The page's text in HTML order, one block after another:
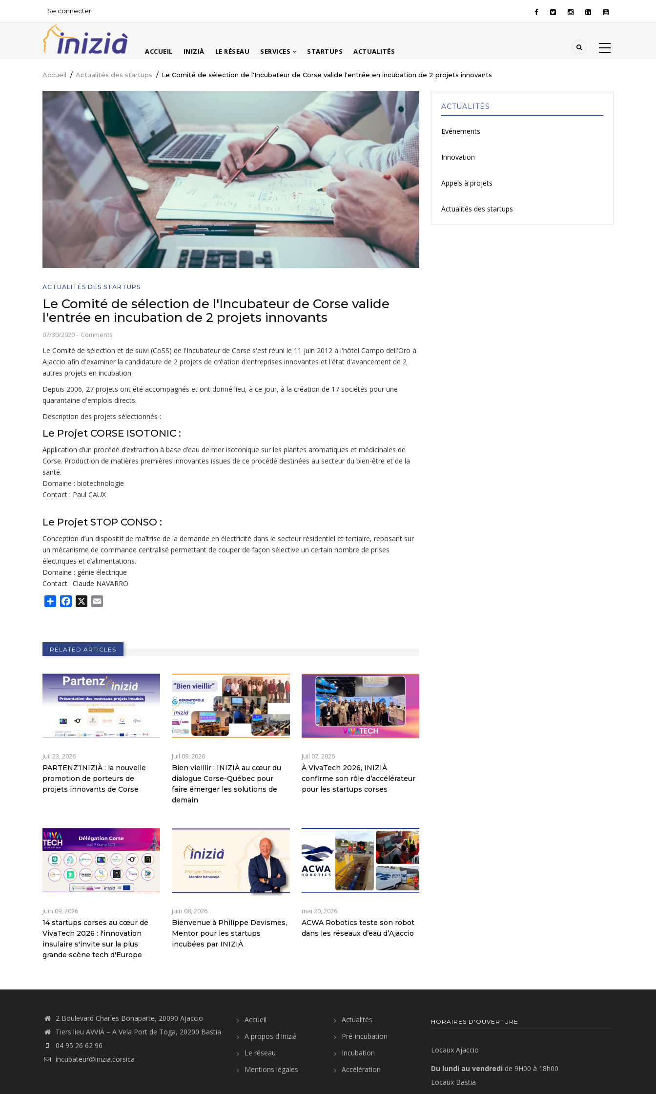
USER
ACCOUNT
MENU
Se connecter
NAVIGATION
ACCUEIL INIZIÀ LE RÉSEAU SERVICES STARTUPS ACTUALITÉS
Fil
d'Ariane
Accueil / Actualités des startups / Le Comité de sélection de l'Incubateur de Corse valide l'entrée en incubation de 2 projets innovants
ACTUALITÉS DES STARTUPS
Le Comité de sélection de l'Incubateur de Corse valide
l'entrée en incubation de 2 projets innovants
07/30/2020- Comments
Le Comité de sélection et de suivi (CoSS) de l'Incubateur de Corse s'est réuni le 11 juin 2012 à l'hôtel Campo dell'Oro à
Ajaccio afin d'examiner la candidature de 2 projets de création d'entreprises innovantes et l'état d'avancement de 2
autres projets en incubation.
Depuis 2006, 27 projets ont été accompagnés et ont donné lieu, à ce jour, à la création de 17 sociétés pour une
quarantaine d'emplois directs.
Description des projets sélectionnés :
Le Projet CORSE ISOTONIC :
Application d’un procédé d’extraction à base d’eau de mer isotonique sur les plantes aromatiques et médicinales de
Corse. Production de matières premières innovantes issues de ce procédé destinées au secteur du bien-être et de la
santé.
Domaine : biotechnologie
Contact : Paul CAUX
Le Projet STOP CONSO :
Conception d’un dispositif de maîtrise de la demande en électricité dans le secteur résidentiel et tertiaire, reposant sur
un mécanisme de commande centralisé permettant de couper de façon sélective un certain nombre de prises
électriques et d’alimentations.
Domaine : génie électrique
Contact : Claude NAVARRO
Share Facebook
RELATED ARTICLES
Juil 23, 2026
PARTENZ’INIZIÀ : la nouvelle
promotion de porteurs de
projets innovants de Corse
Juil 09, 2026
Bien vieillir : INIZIÀ au cœur du
dialogue Corse-Québec pour
faire émerger les solutions de
demain
Juil 07, 2026
À VivaTech 2026, INIZIÀ
confirme son rôle d’accélérateur
pour les startups corses
juin 09, 2026
14 startups corses au cœur de
VivaTech 2026 : l'innovation
insulaire s'invite sur la plus
grande scène tech d'Europe
juin 08, 2026
Bienvenue à Philippe Devismes,
Mentor pour les startups
incubées par INIZIÀ
mai 20, 2026
ACWA Robotics teste son robot
dans les réseaux d’eau d’Ajaccio
ACTUALITÉS
Evénements
Innovation
Appels à projets
Actualités des startups
2 Boulevard Charles Bonaparte, 20090 Ajaccio
Tiers lieu AVVIÀ – A Vela Port de Toga, 20200 Bastia
04 95 26 62 96
incubateur@inizia.corsica
Accueil
A propos d'Inizià
Le réseau
Mentions légales
Actualités
Pré-incubation
Incubation
Accélération
HORAIRES D'OUVERTURE
Locaux Ajaccio
Du lundi au vendredi de 9H00 à 18h00
Locaux Bastia